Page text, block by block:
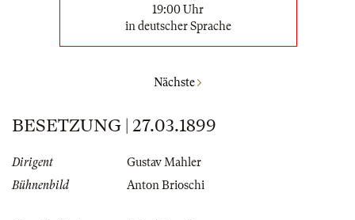
19:00 Uhr
in deutscher Sprache
Nächste
BESETZUNG | 27.03.1899
Dirigent
Gustav Mahler
Bühnenbild
Anton Brioschi